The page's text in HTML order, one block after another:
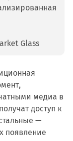
Glass
медиа в
доступ к
—
появление